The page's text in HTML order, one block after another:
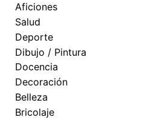
Aficiones
Salud
Deporte
Dibujo / Pintura
Docencia
Decoración
Belleza
Bricolaje